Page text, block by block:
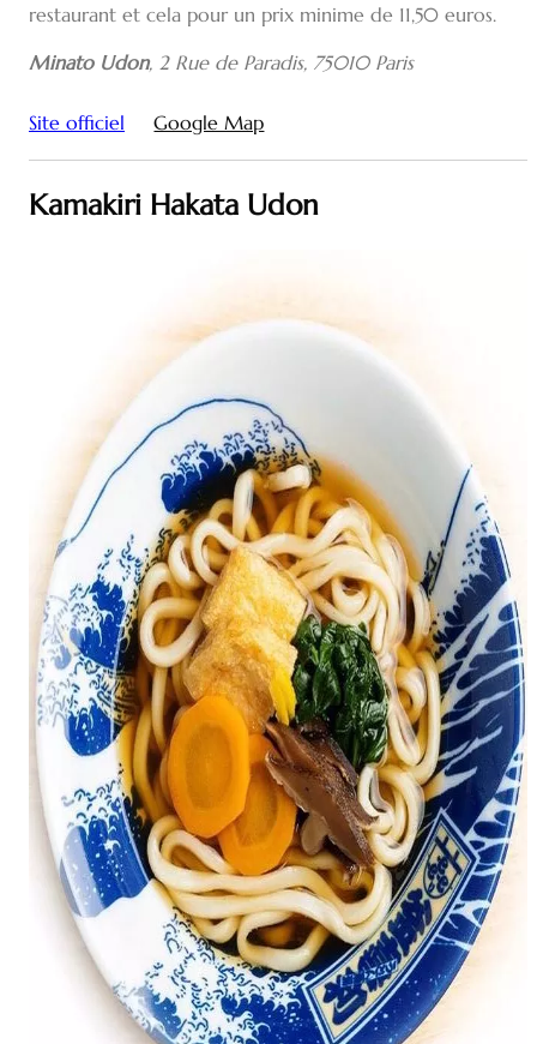
restaurant et cela pour un prix minime de 11,50 euros.
Minato Udon, 2 Rue de Paradis, 75010 Paris
Site officiel Google Map
Kamakiri Hakata Udon